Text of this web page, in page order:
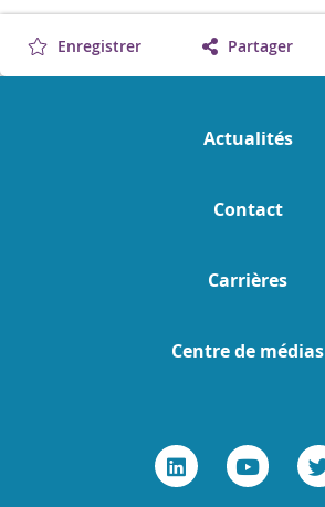
Enregistrer Partager
Actualités
Contact
Carrières
Centre de médias